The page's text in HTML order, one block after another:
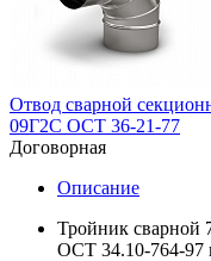
Отвод сварной
09Г2С ОСТ 36-21-77
Договорная
Описание
Тройник сварной
ОСТ 34.10-764-97